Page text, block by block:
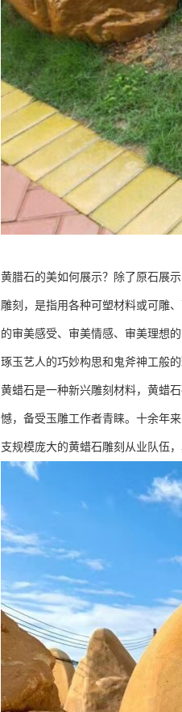
黄腊石的美如何展示？除了原石展
雕刻，是指用各种可塑材料或可雕
的审美感受、审美情感、审美理想
琢玉艺人的巧妙构思和鬼斧神工般
黄蜡石是一种新兴雕刻材料，黄蜡
憾，备受玉雕工作者青睐。十余年
支规模庞大的黄蜡石雕刻从业队伍